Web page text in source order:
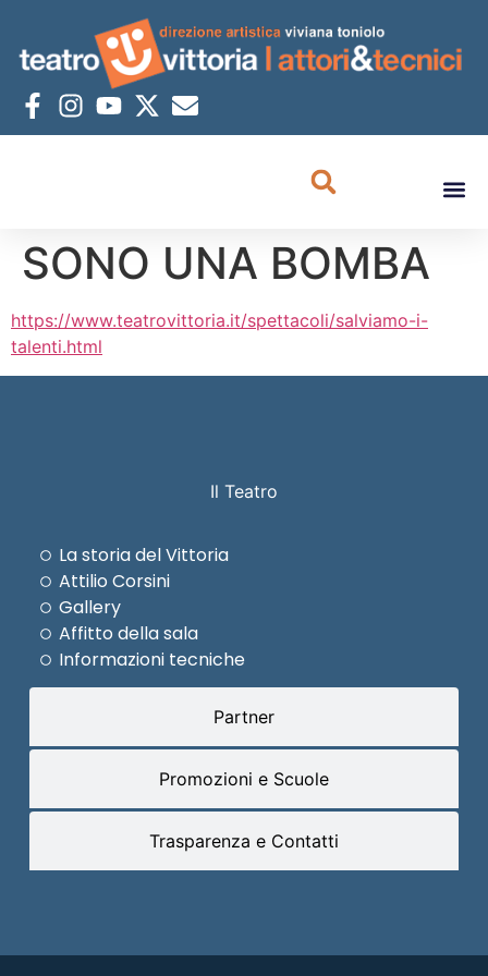
SONO UNA BOMBA
https://www.teatrovittoria.it/spettacoli/salviamo-i-
talenti.html
Il Teatro
Partner
Promozioni e Scuole
Trasparenza e Contatti
La storia del Vittoria
Attilio Corsini
Gallery
Affitto della sala
Informazioni tecniche